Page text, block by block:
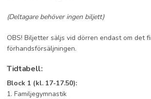
(Deltagare behöver ingen biljett)
OBS! Biljetter säljs vid dörren endast om det
förhandsförsäljningen.
Tidtabell:
Block 1 (kl. 17-17.50):
1. Familjegymnastik